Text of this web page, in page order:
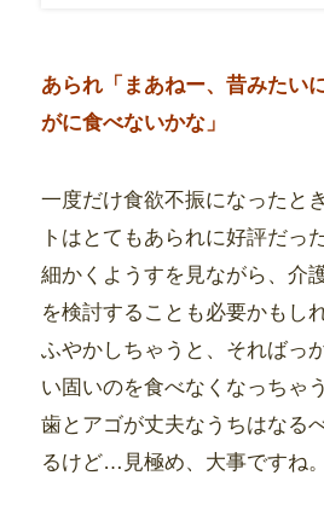
あられ「まあねー、昔みたい
がに食べないかな」
一度だけ食欲不振になったと
トはとてもあられに好評だっ
細かくようすを見ながら、介
を検討することも必要かもし
ふやかしちゃうと、そればっ
い固いのを食べなくなっちゃ
歯とアゴが丈夫なうちはなる
るけど…見極め、大事ですね。